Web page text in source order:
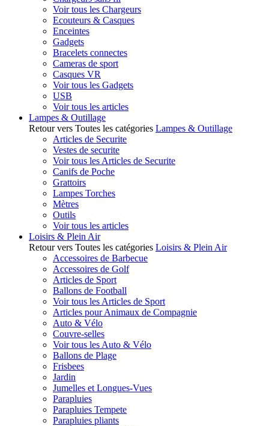
Voir tous les Chargeurs
Ecouteurs & Casques
Enceintes
Gadgets
Bracelets connectes
Cameras de sport
Casques VR
Voir tous les Gadgets
USB
Voir tous les articles
Lampes & Outillage
Retour vers Toutes les catégories Lampes & Outillage
Articles de Securite
Vestes de securite
Voir tous les Articles de Securite
Canifs de Poche
Grattoirs
Lampes Torches
Mètres
Outils
Voir tous les articles
Loisirs & Plein Air
Retour vers Toutes les catégories Loisirs & Plein Air
Accessoires de Barbecue
Accessoires de Golf
Articles de Sport
Ballons de Football
Voir tous les Articles de Sport
Articles pour Animaux de Compagnie
Auto & Vélo
Couvre-selles
Voir tous les Auto & Vélo
Ballons de Plage
Frisbees
Jardin
Jumelles et Longues-Vues
Parapluies
Parapluies Tempete
Parapluies pliants